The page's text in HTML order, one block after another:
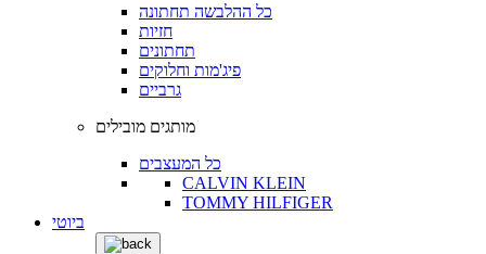
כל ההלבשה תחתונה
חזיות
תחתונים
פיג'מות וחלוקים
גרביים
מותגים מובילים
כל המעצבים
CALVIN KLEIN
TOMMY HILFIGER
ביוטי